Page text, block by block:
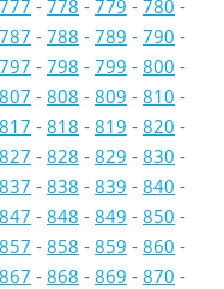
777 - 778 - 779 - 780 -
787 - 788 - 789 - 790 -
797 - 798 - 799 - 800 -
807 - 808 - 809 - 810 -
817 - 818 - 819 - 820 -
827 - 828 - 829 - 830 -
837 - 838 - 839 - 840 -
847 - 848 - 849 - 850 -
857 - 858 - 859 - 860 -
867 - 868 - 869 - 870 -